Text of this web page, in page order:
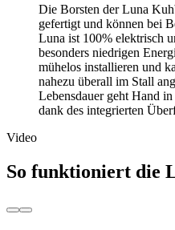
Die Borsten der Luna
gefertigt und können bei
Luna ist 100% elektrisch
besonders niedrigen
mühelos installieren und
nahezu überall im Stall
Lebensdauer geht Hand
dank des integrierten
Video
So funktioniert die